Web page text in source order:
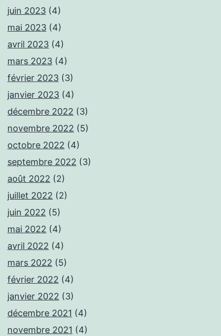
juin 2023 (4)
mai 2023 (4)
avril 2023 (4)
mars 2023 (4)
février 2023 (3)
janvier 2023 (4)
décembre 2022 (3)
novembre 2022 (5)
octobre 2022 (4)
septembre 2022 (3)
août 2022 (2)
juillet 2022 (2)
juin 2022 (5)
mai 2022 (4)
avril 2022 (4)
mars 2022 (5)
février 2022 (4)
janvier 2022 (3)
décembre 2021 (4)
novembre 2021 (4)